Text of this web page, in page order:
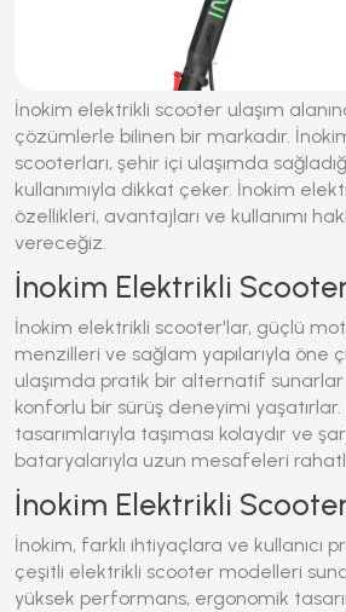
İnokim elektrikli scooter ulaşım
çözümlerle bilinen bir markadır.
scooterları, şehir içi ulaşımda
kullanımıyla dikkat çeker. İnokim
özellikleri, avantajları ve kullanımı
vereceğiz.
İnokim Elektrikli
İnokim elektrikli scooter'lar, güçlü
menzilleri ve sağlam yapılarıyla öne
ulaşımda pratik bir alternatif sunarlar
konforlu bir sürüş deneyimi
tasarımlarıyla taşıması kolaydır ve
bataryalarıyla uzun mesafeleri
İnokim Elektrikli
İnokim, farklı ihtiyaçlara ve kullanıcı
çeşitli elektrikli scooter modelleri
yüksek performans, ergonomik